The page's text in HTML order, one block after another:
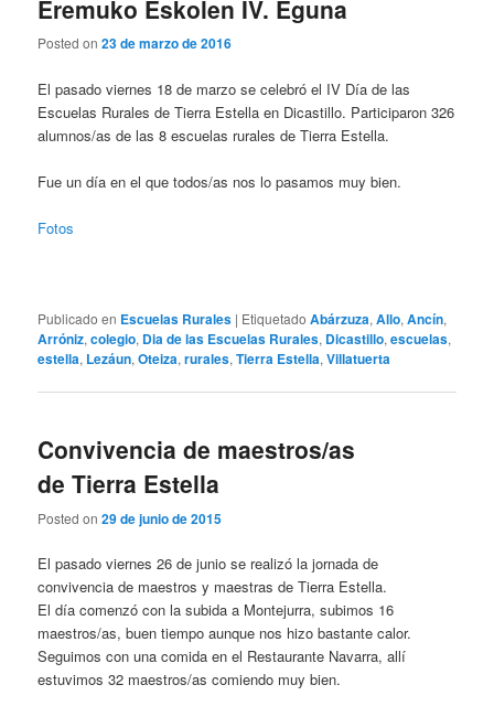
Eremuko Eskolen IV. Eguna
Posted on23 de marzo de 2016
El pasado viernes 18 de marzo se celebró el IV Día de las
Escuelas Rurales de Tierra Estella en Dicastillo. Participaron 326
alumnos/as de las 8 escuelas rurales de Tierra Estella.
Fue un día en el que todos/as nos lo pasamos muy bien.
Fotos
Publicado en Escuelas Rurales | Etiquetado Abárzuza,Allo,Ancín,
Arróniz,colegio, Dia de las Escuelas Rurales, Dicastillo,escuelas,
estella, Lezáun,Oteiza,rurales,Tierra Estella,Villatuerta
Convivencia de maestros/as
de Tierra Estella
Posted on29 de junio de 2015
El pasado viernes 26 de junio se realizó la jornada de
convivencia de maestros y maestras de Tierra Estella.
El día comenzó con la subida a Montejurra, subimos 16
maestros/as, buen tiempo aunque nos hizo bastante calor.
Seguimos con una comida en el Restaurante Navarra, allí
estuvimos 32 maestros/as comiendo muy bien.